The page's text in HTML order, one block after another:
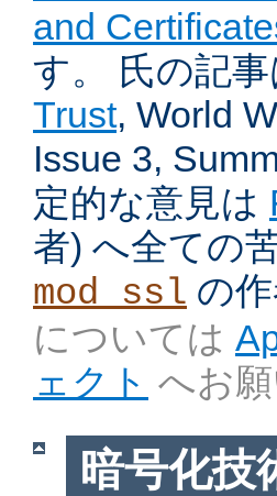
and
す。 氏の記事
Trust, World
Issue 3,
定的な意見は
者) へ全ての
mod_ssl の
については
ェクト へお
暗号化技